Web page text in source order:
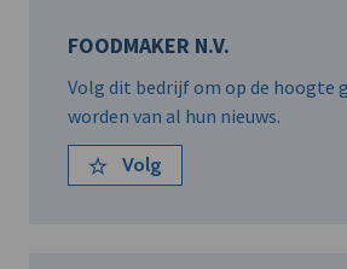
FOODMAKER N.V.
Volg dit bedrijf om op de hoogte
worden van al hun nieuws.
Volg